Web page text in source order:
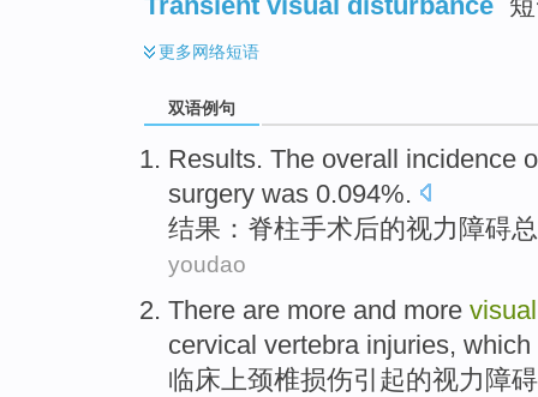
更多网络短语
双语例句
Results. The overall incidence
surgery was 0.094%.
结果 ： 脊柱手术后的视力 障碍总
youdao
There are more and more visual
cervical vertebra injuries,
临床上颈椎损伤引起的视力 障